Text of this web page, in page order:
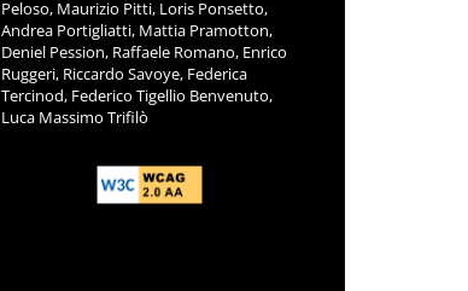
Peloso, Maurizio Pitti, Loris Ponsetto,
Andrea Portigliatti, Mattia Pramotton,
Deniel Pession, Raffaele Romano, Enrico
Ruggeri, Riccardo Savoye, Federica
Tercinod, Federico Tigellio Benvenuto,
Luca Massimo Trifilò